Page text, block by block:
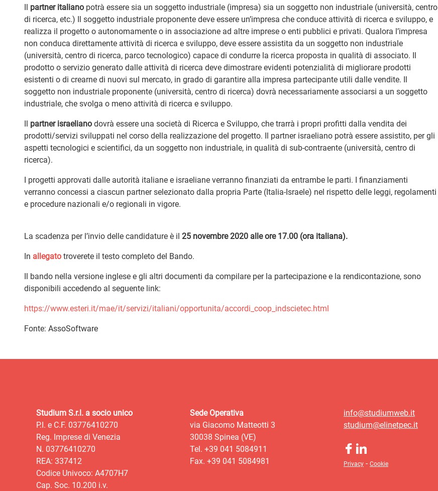
Il partner italiano potrà essere sia un soggetto industriale (impresa) sia un soggetto non industriale (università, centro
di ricerca, etc.) Il soggetto industriale proponente deve essere un’impresa che conduce attività di ricerca e sviluppo, e
realizza il progetto o autonomamente o in associazione ad altre imprese o enti pubblici e privati. Qualora l’impresa
non conduca direttamente attività di ricerca e sviluppo, deve essere assistita da un soggetto non industriale
(università, centro di ricerca, parco tecnologico) capace di condurre la ricerca proposta in qualità di associato. Il
prodotto o servizio generato dalle attività di ricerca deve dimostrare evidenti potenzialità di migliorare prodotti
esistenti o di crearne di nuovi sul mercato, in grado di garantire alla impresa partecipante utili dalle vendite. Il
soggetto non industriale proponente (università, centro di ricerca) dovrà necessariamente associarsi a un soggetto
industriale, che svolga o meno attività di ricerca e sviluppo.
Il partner israeliano dovrà essere una società di Ricerca e Sviluppo, che trarrà i propri profitti dalla vendita dei
prodotti/servizi sviluppati nel corso della realizzazione del progetto. Il partner israeliano potrà essere assistito, per gli
aspetti tecnologici e scientifici, da un soggetto non industriale, in qualità di sub-contraente (università, centro di
ricerca).
I progetti approvati dalle autorità italiane e israeliane verranno finanziati da entrambe le parti. I finanziamenti
verranno concessi a ciascun partner selezionato dalla propria Parte (Italia-Israele) nel rispetto delle leggi, regolamenti
e procedure nazionali e/o regionali in vigore.
La scadenza per l’invio delle candidature è il 25 novembre 2020 alle ore 17.00 (ora italiana).
In allegato troverete il testo completo del Bando.
Il bando nella versione inglese e gli altri documenti da compilare per la partecipazione e la rendicontazione, sono
disponibili accedendo al seguente link:
https://www.esteri.it/mae/it/servizi/italiani/opportunita/accordi_coop_indscietec.html
Fonte: AssoSoftware
Studium S.r.l. a socio unico
P.I. e C.F. 03776410270
Reg. Imprese di Venezia
N. 03776410270
REA: 337412
Codice Univoco: A4707H7
Cap. Soc. 10.200 i.v.
Sede Operativa
via Giacomo Matteotti 3
30038 Spinea (VE)
Tel. +39 041 5084911
Fax. +39 041 5084981
info@studiumweb.it
studium@elinetpec.it
Privacy - Cookie